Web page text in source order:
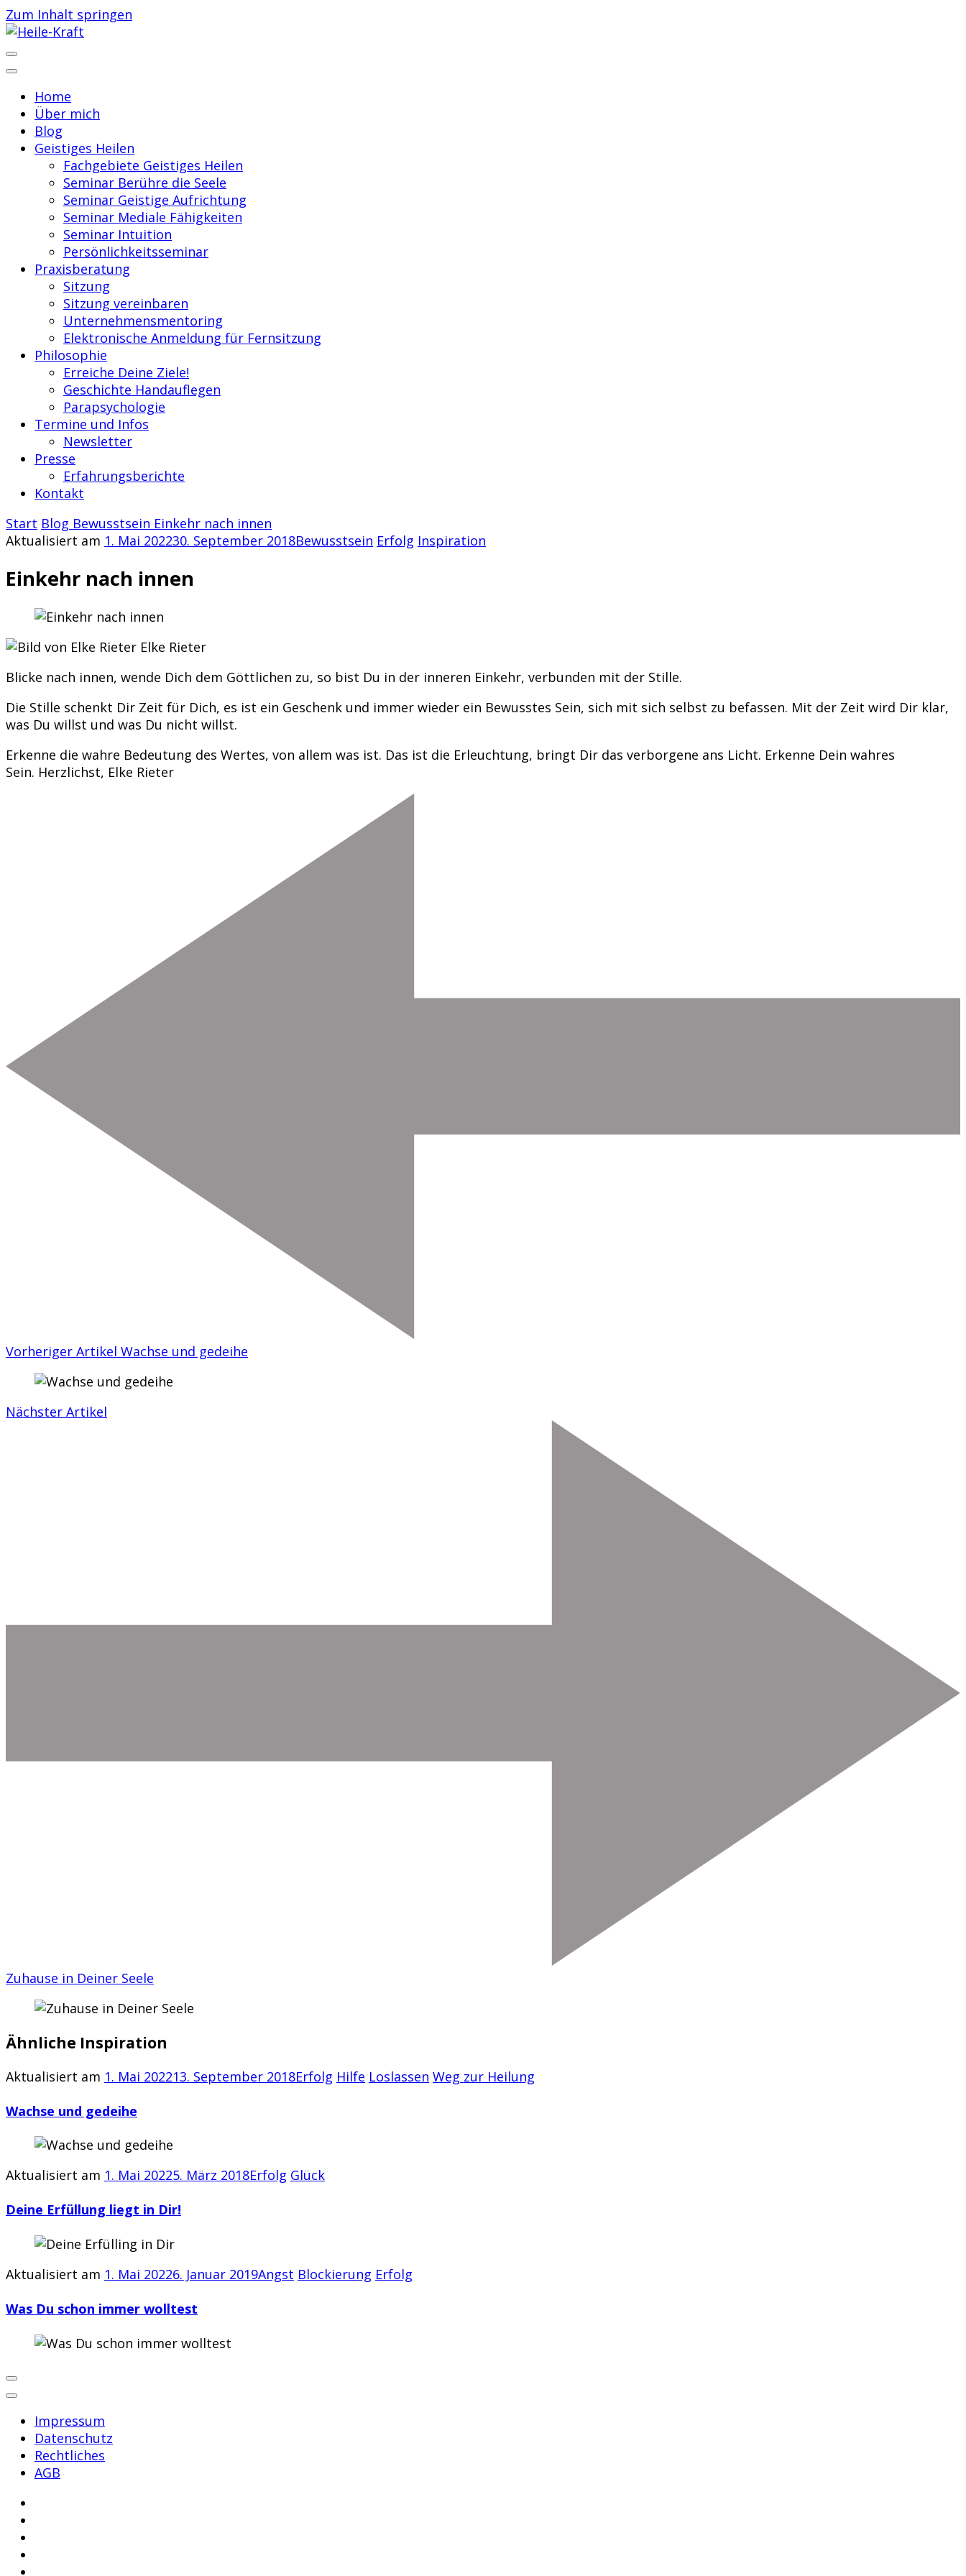
Zum Inhalt springen
Heile-Kraft
Praxis für Geistiges Heilen
Home
Über mich
Blog
Geistiges Heilen
Fachgebiete Geistiges Heilen
Seminar Berühre die Seele
Seminar Geistige Aufrichtung
Seminar Mediale Fähigkeiten
Seminar Intuition
Persönlichkeitsseminar
Praxisberatung
Sitzung
Sitzung vereinbaren
Unternehmensmentoring
Elektronische Anmeldung für Fernsitzung
Philosophie
Erreiche Deine Ziele!
Geschichte Handauflegen
Parapsychologie
Termine und Infos
Newsletter
Presse
Erfahrungsberichte
Kontakt
Start Blog Bewusstsein Einkehr nach innen
Aktualisiert am 1. Mai 202230. September 2018Bewusstsein Erfolg Inspiration
Einkehr nach innen
Elke Rieter
Blicke nach innen, wende Dich dem Göttlichen zu, so bist Du in der inneren Einkehr, verbunden mit der Stille.
Die Stille schenkt Dir Zeit für Dich, es ist ein Geschenk und immer wieder ein Bewusstes Sein, sich mit sich selbst zu befassen. Mit der Zeit wird Dir klar,
was Du willst und was Du nicht willst.
Erkenne die wahre Bedeutung des Wertes, von allem was ist. Das ist die Erleuchtung, bringt Dir das verborgene ans Licht. Erkenne Dein wahres
Sein. Herzlichst, Elke Rieter
Vorheriger Artikel Wachse und gedeihe
Nächster Artikel
Zuhause in Deiner Seele
Ähnliche Inspiration
Aktualisiert am 1. Mai 202213. September 2018Erfolg Hilfe Loslassen Weg zur Heilung
Wachse und gedeihe
Aktualisiert am 1. Mai 20225. März 2018Erfolg Glück
Deine Erfüllung liegt in Dir!
Aktualisiert am 1. Mai 20226. Januar 2019Angst Blockierung Erfolg
Was Du schon immer wolltest
Impressum
Datenschutz
Rechtliches
AGB